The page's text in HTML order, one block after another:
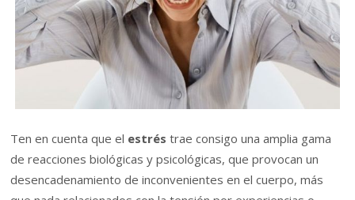
Ten en cuenta que el estrés trae consigo una amplia gama
de reacciones biológicas y psicológicas, que provocan un
desencadenamiento de inconvenientes en el cuerpo, más